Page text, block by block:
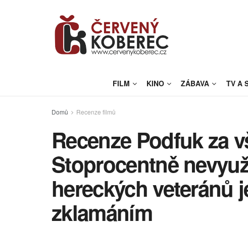
FILM KINO ZÁBAVA TV A
Domů Recenze filmů
Recenze Podfuk za
Stoprocentně
hereckých veteránů
zklamáním